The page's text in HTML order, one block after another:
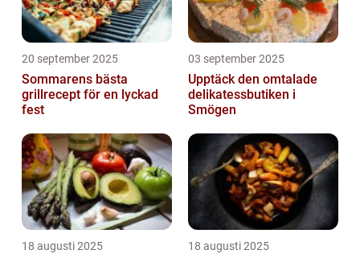
20 september 2025
Sommarens bästa
grillrecept för en lyckad
fest
03 september 2025
Upptäck den omtalade
delikatessbutiken i
Smögen
18 augusti 2025 18 augusti 2025